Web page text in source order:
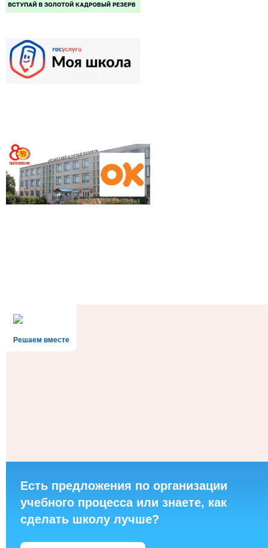
Решаем вместе
Есть предложения по организации
учебного процесса или знаете, как
сделать школу лучше?